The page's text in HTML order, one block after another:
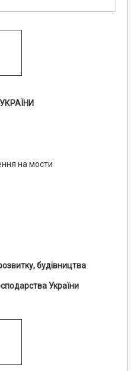
на мости
будівництва
України